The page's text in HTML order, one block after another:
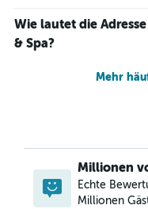
Wie lautet die
& Spa?
Mehr
Millionen
Echte
Millionen